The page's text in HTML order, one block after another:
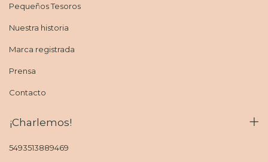
Pequeños Tesoros
Nuestra historia
Marca registrada
Prensa
Contacto
¡Charlemos!
5493513889469